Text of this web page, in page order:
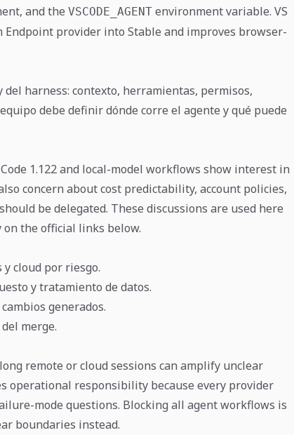
and the VSCODE_AGENT environment variable. VS
Endpoint provider into Stable and improves browser-
del harness: contexto, herramientas, permisos,
debe definir dónde corre el agente y qué puede
1.122 and local-model workflows show interest in
concern about cost predictability, account policies,
be delegated. These discussions are used here
the official links below.
cloud por riesgo.
y tratamiento de datos.
generados.
merge.
remote or cloud sessions can amplify unclear
operational responsibility because every provider
mode questions. Blocking all agent workflows is
boundaries instead.